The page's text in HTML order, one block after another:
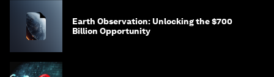
Earth Observation: Unlocking the $700
Billion Opportunity